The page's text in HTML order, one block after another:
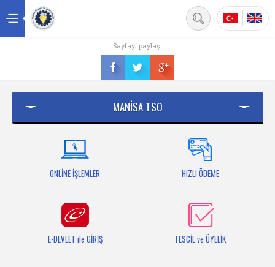
Üyelik
Bilgi Bankası
Sayfayı paylaş :
MANİSA TSO
ONLİNE İŞLEMLER HIZLI ÖDEME
E-DEVLET ile GİRİŞ TESCİL ve ÜYELİK